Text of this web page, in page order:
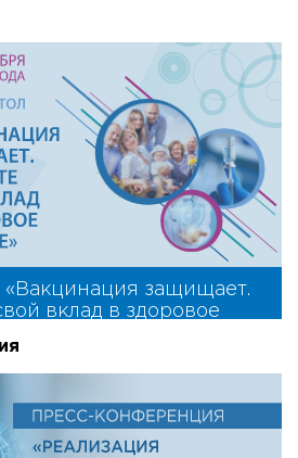
«Вакцинация защищает.
вклад в здоровое